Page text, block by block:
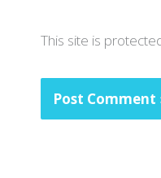
This site is